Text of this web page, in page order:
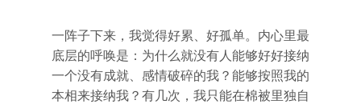
一阵子下来，我觉得好累、好孤单。内心里最
底层的呼唤是：为什么就没有人能够好好接纳
一个没有成就、感情破碎的我？能够按照我的
本相来接纳我？有几次，我只能在棉被里独自